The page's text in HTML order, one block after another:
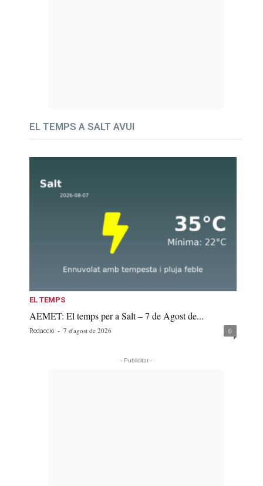
EL TEMPS A SALT AVUI
EL TEMPS
AEMET: El temps per a Salt – 7 de Agost de...
Redacció - 7 d'agost de 2026 0
- Publicitat -